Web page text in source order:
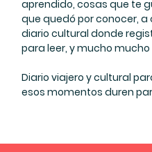
aprendido, cosas que te
que quedó por conocer, a
diario cultural donde
para leer, y mucho mucho
Diario viajero y cultural
esos momentos duren